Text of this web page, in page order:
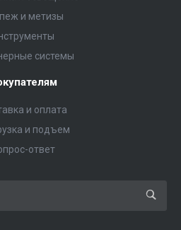
и метизы
системы
и оплата
и подъем
ответ